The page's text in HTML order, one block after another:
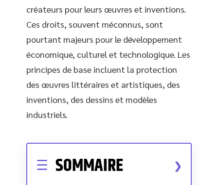
créateurs pour leurs œuvres et inventions.
Ces droits, souvent méconnus, sont
pourtant majeurs pour le développement
économique, culturel et technologique. Les
principes de base incluent la protection
des œuvres littéraires et artistiques, des
inventions, des dessins et modèles
industriels.
SOMMAIRE